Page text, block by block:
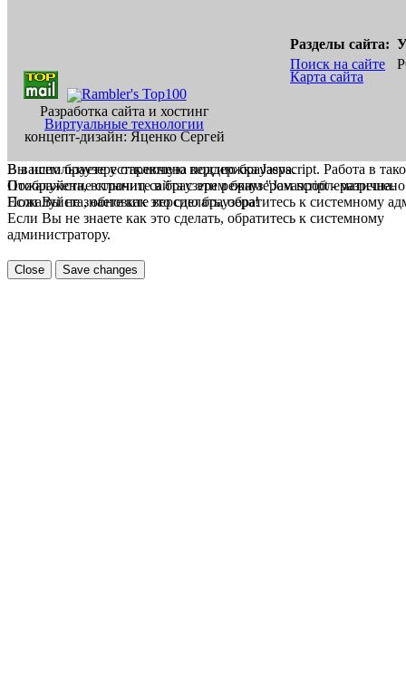
Разработка сайта и хостинг
Виртуальные технологии
концепт-дизайн: Яценко Сергей
Разделы сайта:
Поиск на сайте
Карта сайта
В вашем браузере отключена поддержка Jasvscript. Работа в
Пожалуйста, включите в браузере режим "Javascript -
Если Вы не знаете как это сделать, обратитесь к системному
Вы используете устаревшую версию браузера.
Отображение страниц сайта с этим браузером проблематична.
Пожалуйста, обновите версию браузера!
Если Вы не знаете как это сделать, обратитесь к системному
администратору.
Close Save changes